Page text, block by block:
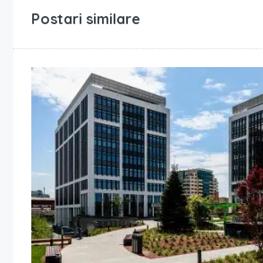
Postari similare